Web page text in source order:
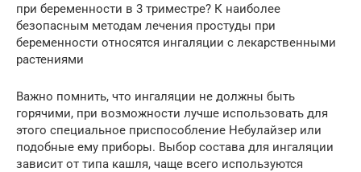
при беременности в 3 триместре? К наиболее
безопасным методам лечения простуды при
беременности относятся ингаляции с лекарственными
растениями
Важно помнить, что ингаляции не должны быть
горячими, при возможности лучше использовать для
этого специальное приспособление Небулайзер или
подобные ему приборы. Выбор состава для ингаляции
зависит от типа кашля, чаще всего используются